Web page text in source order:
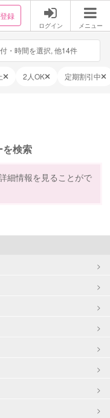
録
ログイン メニュー
・時間を選択, 他14件
2人OK 定期割引中
を検索
細情報を見ることがで